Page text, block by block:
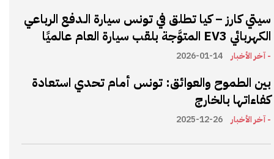
سيتي كارز – كيا تطلق في تونس سيارة الـدفع الرباعي
الكهربائي EV3 المتوَّجة بلقب سيارة العام عالميًا
- آخر الأخبار 2026-01-14
بين الطموح والعوائق: تونس أمام تحدي استعادة
كفاءاتها بالخارج
- آخر الأخبار 2025-12-26